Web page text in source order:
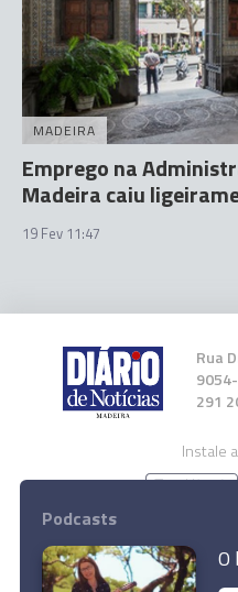
MADEIRA
Emprego na
Madeira caiu
19 Fev 11:47
Rua
291
Instale
Podcasts
O